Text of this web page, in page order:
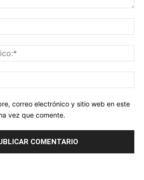
correo electrónico y sitio web en este
vez que comente.